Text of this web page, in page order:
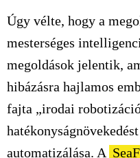
Úgy vélte, hogy a
mesterséges
megoldások jelentik,
hibázásra hajlamos
fajta „irodai
automatizálása. A